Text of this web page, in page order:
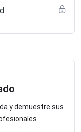
y demuestre sus